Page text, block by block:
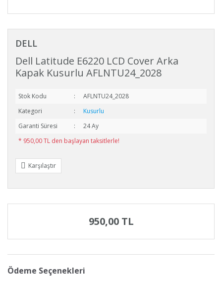
DELL
Dell Latitude E6220 LCD Cover Arka
Kapak Kusurlu AFLNTU24_2028
Stok Kodu
AFLNTU24_2028
Kategori
Kusurlu
Garanti Süresi
24 Ay
* 950,00 TL den başlayan taksitlerle!
Karşılaştır
950,00 TL
Ödeme Seçenekleri